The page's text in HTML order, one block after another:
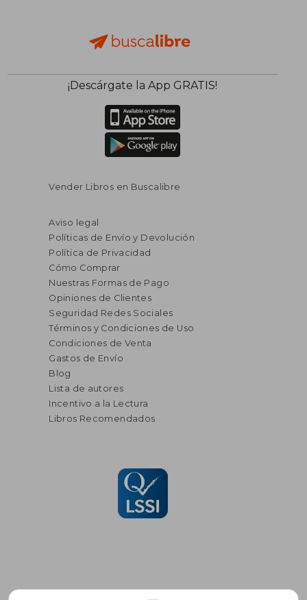
¡Descárgate la App GRATIS!
Vender Libros en Buscalibre
Aviso legal
Políticas de Envío y Devolución
Política de Privacidad
Cómo Comprar
Nuestras Formas de Pago
Opiniones de Clientes
Seguridad Redes Sociales
Términos y Condiciones de Uso
Condiciones de Venta
Gastos de Envío
Blog
Lista de autores
Incentivo a la Lectura
Libros Recomendados